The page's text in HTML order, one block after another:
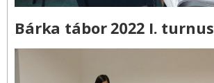
Bárka tábor 2022 I. turnus